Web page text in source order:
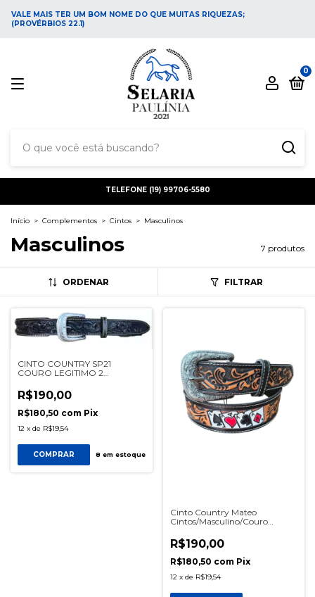
VALE MAIS TER UM BOM NOME DO QUE MUITAS RIQUEZAS;
(PROVÉRBIOS 22.1)
0
TELEFONE (19) 99706-5580
Início > Complementos > Cintos > Masculinos
Masculinos 7 produtos
ORDENAR FILTRAR
CINTO COUNTRY SP21
COURO LEGITIMO 2
SP1002PRE
R$190,00
R$180,50 com Pix
12 x de R$19,54
COMPRAR 8 em estoque
Cinto Country Mateo
Cintos/Masculino/Couro
Preto Ref 1814
R$190,00
R$180,50 com Pix
12 x de R$19,54